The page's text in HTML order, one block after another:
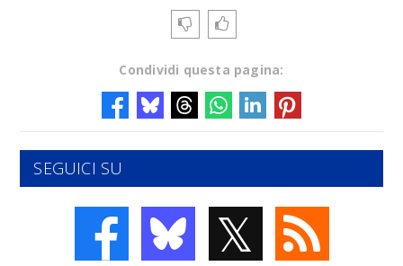
Condividi questa pagina:
SEGUICI SU
𝕏